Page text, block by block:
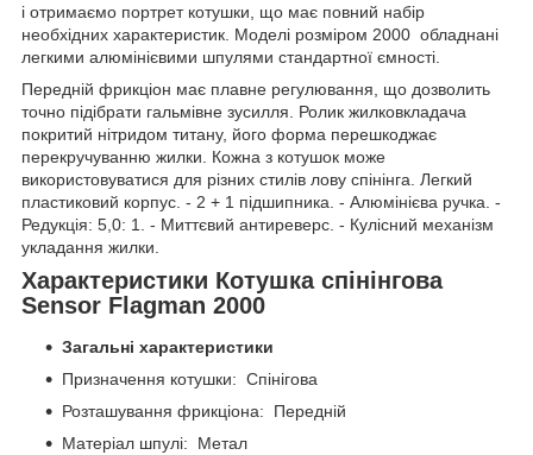
і отримаємо портрет котушки, що має повний набір
необхідних характеристик. Моделі розміром 2000 обладнані
легкими алюмінієвими шпулями стандартної ємності.
Передній фрикціон має плавне регулювання, що дозволить
точно підібрати гальмівне зусилля. Ролик жилковкладача
покритий нітридом титану, його форма перешкоджає
перекручуванню жилки. Кожна з котушок може
використовуватися для різних стилів лову спінінга. Легкий
пластиковий корпус. - 2 + 1 підшипника. - Алюмінієва ручка. -
Редукція: 5,0: 1. - Миттєвий антиреверс. - Кулісний механізм
укладання жилки.
Характеристики Котушка спінінгова
Sensor Flagman 2000
Загальні характеристики
Призначення котушки: Спінігова
Розташування фрикціона: Передній
Матеріал шпулі: Метал